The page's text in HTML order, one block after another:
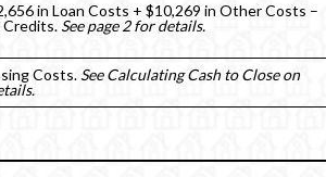
in Loan Costs + $10,269 in Other Costs –
Credits. See page 2 for details.
Costs.See Calculating Cash to Close on